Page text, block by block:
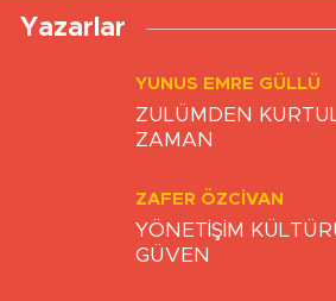
Yazarlar
YUNUS EMRE GÜLLÜ
ZULÜMDEN
ZAMAN
ZAFER ÖZCIVAN
YÖNETİŞİM
GÜVEN